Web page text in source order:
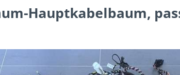
Hauptkabelbaum,